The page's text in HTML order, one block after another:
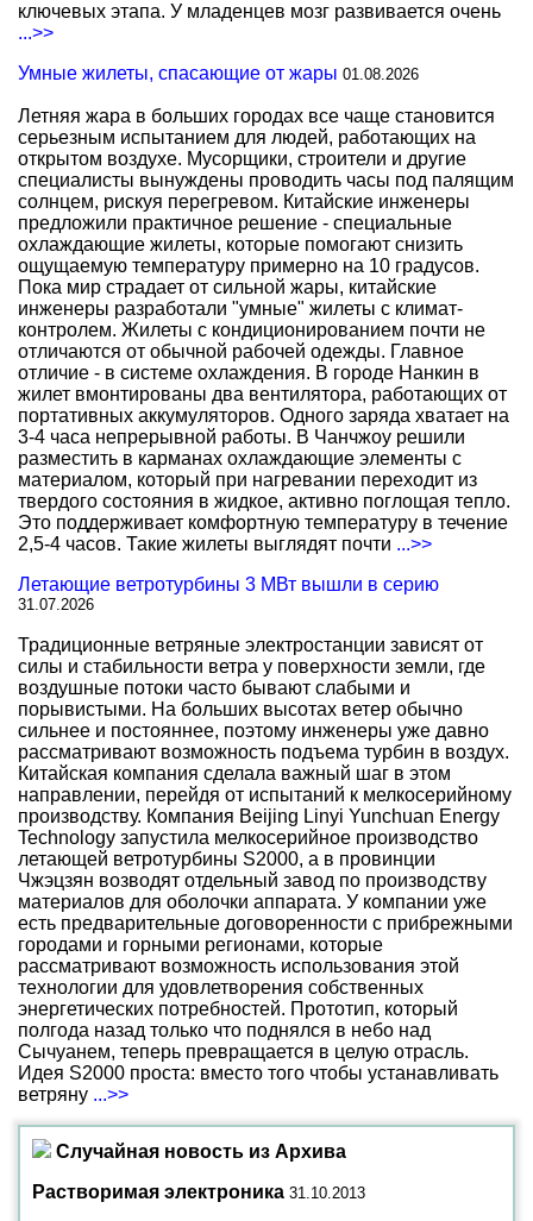
ключевых этапа. У младенцев мозг развивается очень
...>>
Умные жилеты, спасающие от жары 01.08.2026
Летняя жара в больших городах все чаще становится
серьезным испытанием для людей, работающих на
открытом воздухе. Мусорщики, строители и другие
специалисты вынуждены проводить часы под палящим
солнцем, рискуя перегревом. Китайские инженеры
предложили практичное решение - специальные
охлаждающие жилеты, которые помогают снизить
ощущаемую температуру примерно на 10 градусов.
Пока мир страдает от сильной жары, китайские
инженеры разработали "умные" жилеты с климат-
контролем. Жилеты с кондиционированием почти не
отличаются от обычной рабочей одежды. Главное
отличие - в системе охлаждения. В городе Нанкин в
жилет вмонтированы два вентилятора, работающих от
портативных аккумуляторов. Одного заряда хватает на
3-4 часа непрерывной работы. В Чанчжоу решили
разместить в карманах охлаждающие элементы с
материалом, который при нагревании переходит из
твердого состояния в жидкое, активно поглощая тепло.
Это поддерживает комфортную температуру в течение
2,5-4 часов. Такие жилеты выглядят почти ...>>
Летающие ветротурбины 3 МВт вышли в серию
31.07.2026
Традиционные ветряные электростанции зависят от
силы и стабильности ветра у поверхности земли, где
воздушные потоки часто бывают слабыми и
порывистыми. На больших высотах ветер обычно
сильнее и постояннее, поэтому инженеры уже давно
рассматривают возможность подъема турбин в воздух.
Китайская компания сделала важный шаг в этом
направлении, перейдя от испытаний к мелкосерийному
производству. Компания Beijing Linyi Yunchuan Energy
Technology запустила мелкосерийное производство
летающей ветротурбины S2000, а в провинции
Чжэцзян возводят отдельный завод по производству
материалов для оболочки аппарата. У компании уже
есть предварительные договоренности с прибрежными
городами и горными регионами, которые
рассматривают возможность использования этой
технологии для удовлетворения собственных
энергетических потребностей. Прототип, который
полгода назад только что поднялся в небо над
Сычуанем, теперь превращается в целую отрасль.
Идея S2000 проста: вместо того чтобы устанавливать
ветряну ...>>
Случайная новость из Архива
Растворимая электроника 31.10.2013